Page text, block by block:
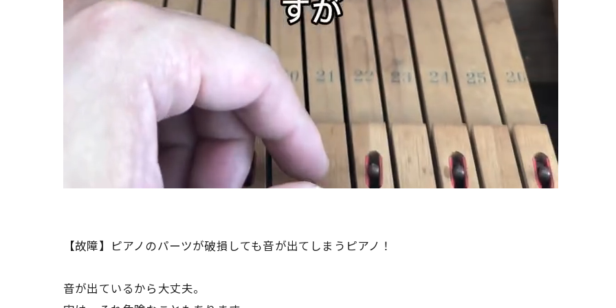
【故障】ピアノのパーツが破損しても音が出てしまうピアノ！
音が出ているから大丈夫。